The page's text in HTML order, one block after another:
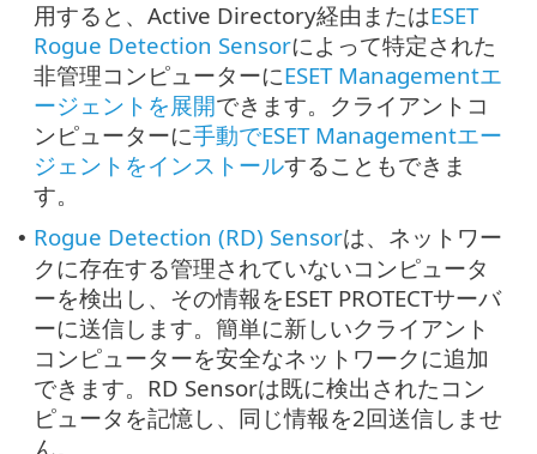
用すると、Active Directory経由またはESET
Rogue Detection Sensorによって特定された
非管理コンピューターにESET Managementエ
ージェントを展開できます。クライアントコ
ンピューターに手動でESET Managementエー
ジェントをインストールすることもできま
す。
• Rogue Detection (RD) Sensorは、ネットワー
クに存在する管理されていないコンピュータ
ーを検出し、その情報をESET PROTECTサーバ
ーに送信します。簡単に新しいクライアント
コンピューターを安全なネットワークに追加
できます。RD Sensorは既に検出されたコン
ピュータを記憶し、同じ情報を2回送信しませ
ん。